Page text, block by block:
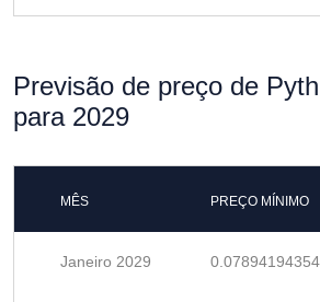
Previsão de preço de
para 2029
MÊS PREÇO MÍNIMO
Janeiro 2029